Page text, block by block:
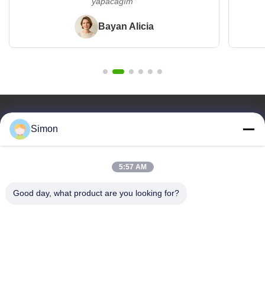
Bayan Alicia
Videolar
Blog
Simon
5:57 AM
Good day, what product are you looking for?